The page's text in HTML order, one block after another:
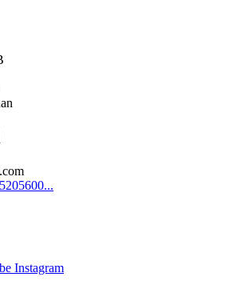
Instagram